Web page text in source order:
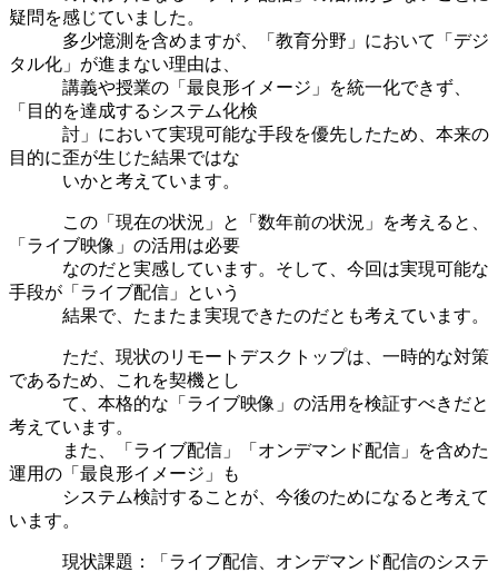
疑問を感じていました。
多少憶測を含めますが、「教育分野」において「デジ
タル化」が進まない理由は、
講義や授業の「最良形イメージ」を統一化できず、
「目的を達成するシステム化検
討」において実現可能な手段を優先したため、本来の
目的に歪が生じた結果ではな
いかと考えています。
この「現在の状況」と「数年前の状況」を考えると、
「ライブ映像」の活用は必要
なのだと実感しています。そして、今回は実現可能な
手段が「ライブ配信」という
結果で、たまたま実現できたのだとも考えています。
ただ、現状のリモートデスクトップは、一時的な対策
であるため、これを契機とし
て、本格的な「ライブ映像」の活用を検証すべきだと
考えています。
また、「ライブ配信」「オンデマンド配信」を含めた
運用の「最良形イメージ」も
システム検討することが、今後のためになると考えて
います。
現状課題：「ライブ配信、オンデマンド配信のシステ